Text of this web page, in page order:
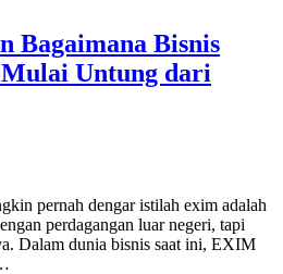
Bagaimana Bisnis
Untung dari
pernah dengar istilah exim adalah
perdagangan luar negeri, tapi
Dalam dunia bisnis saat ini, EXIM